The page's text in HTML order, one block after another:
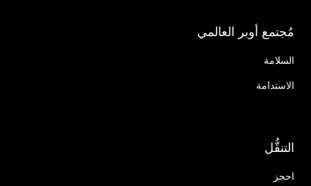
مُجتمع أوبر العالمي
السلامة
الاستدامة
التنقُّل
احجز